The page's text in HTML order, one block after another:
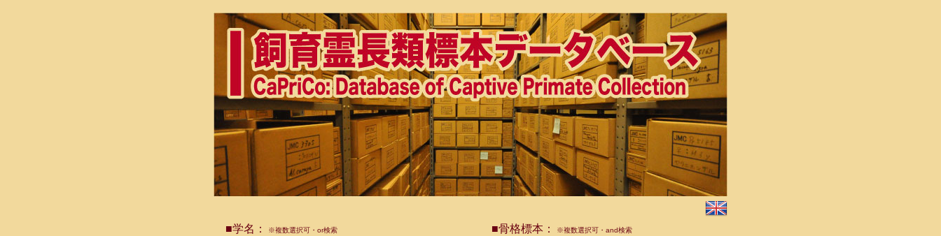
■学名： ※複数選択可・or検索 ■骨格標本： ※複数選択可・and検索